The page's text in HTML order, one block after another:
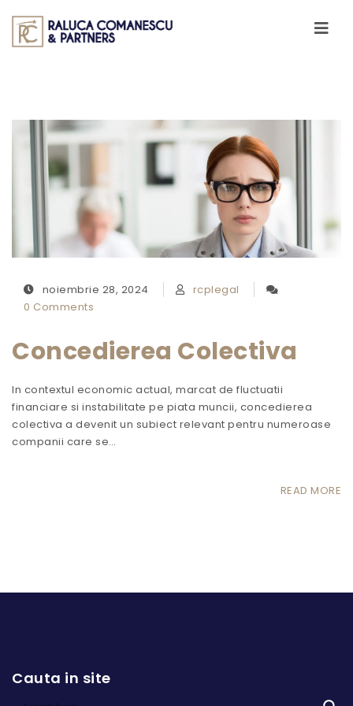
Toggle
noiembrie 28, 2024
rcplegal
0 Comments
Concedierea Colectiva
In contextul economic actual, marcat de fluctuatii
financiare si instabilitate pe piata muncii, concedierea
colectiva a devenit un subiect relevant pentru numeroase
companii care se…
READ MORE
Cauta in site